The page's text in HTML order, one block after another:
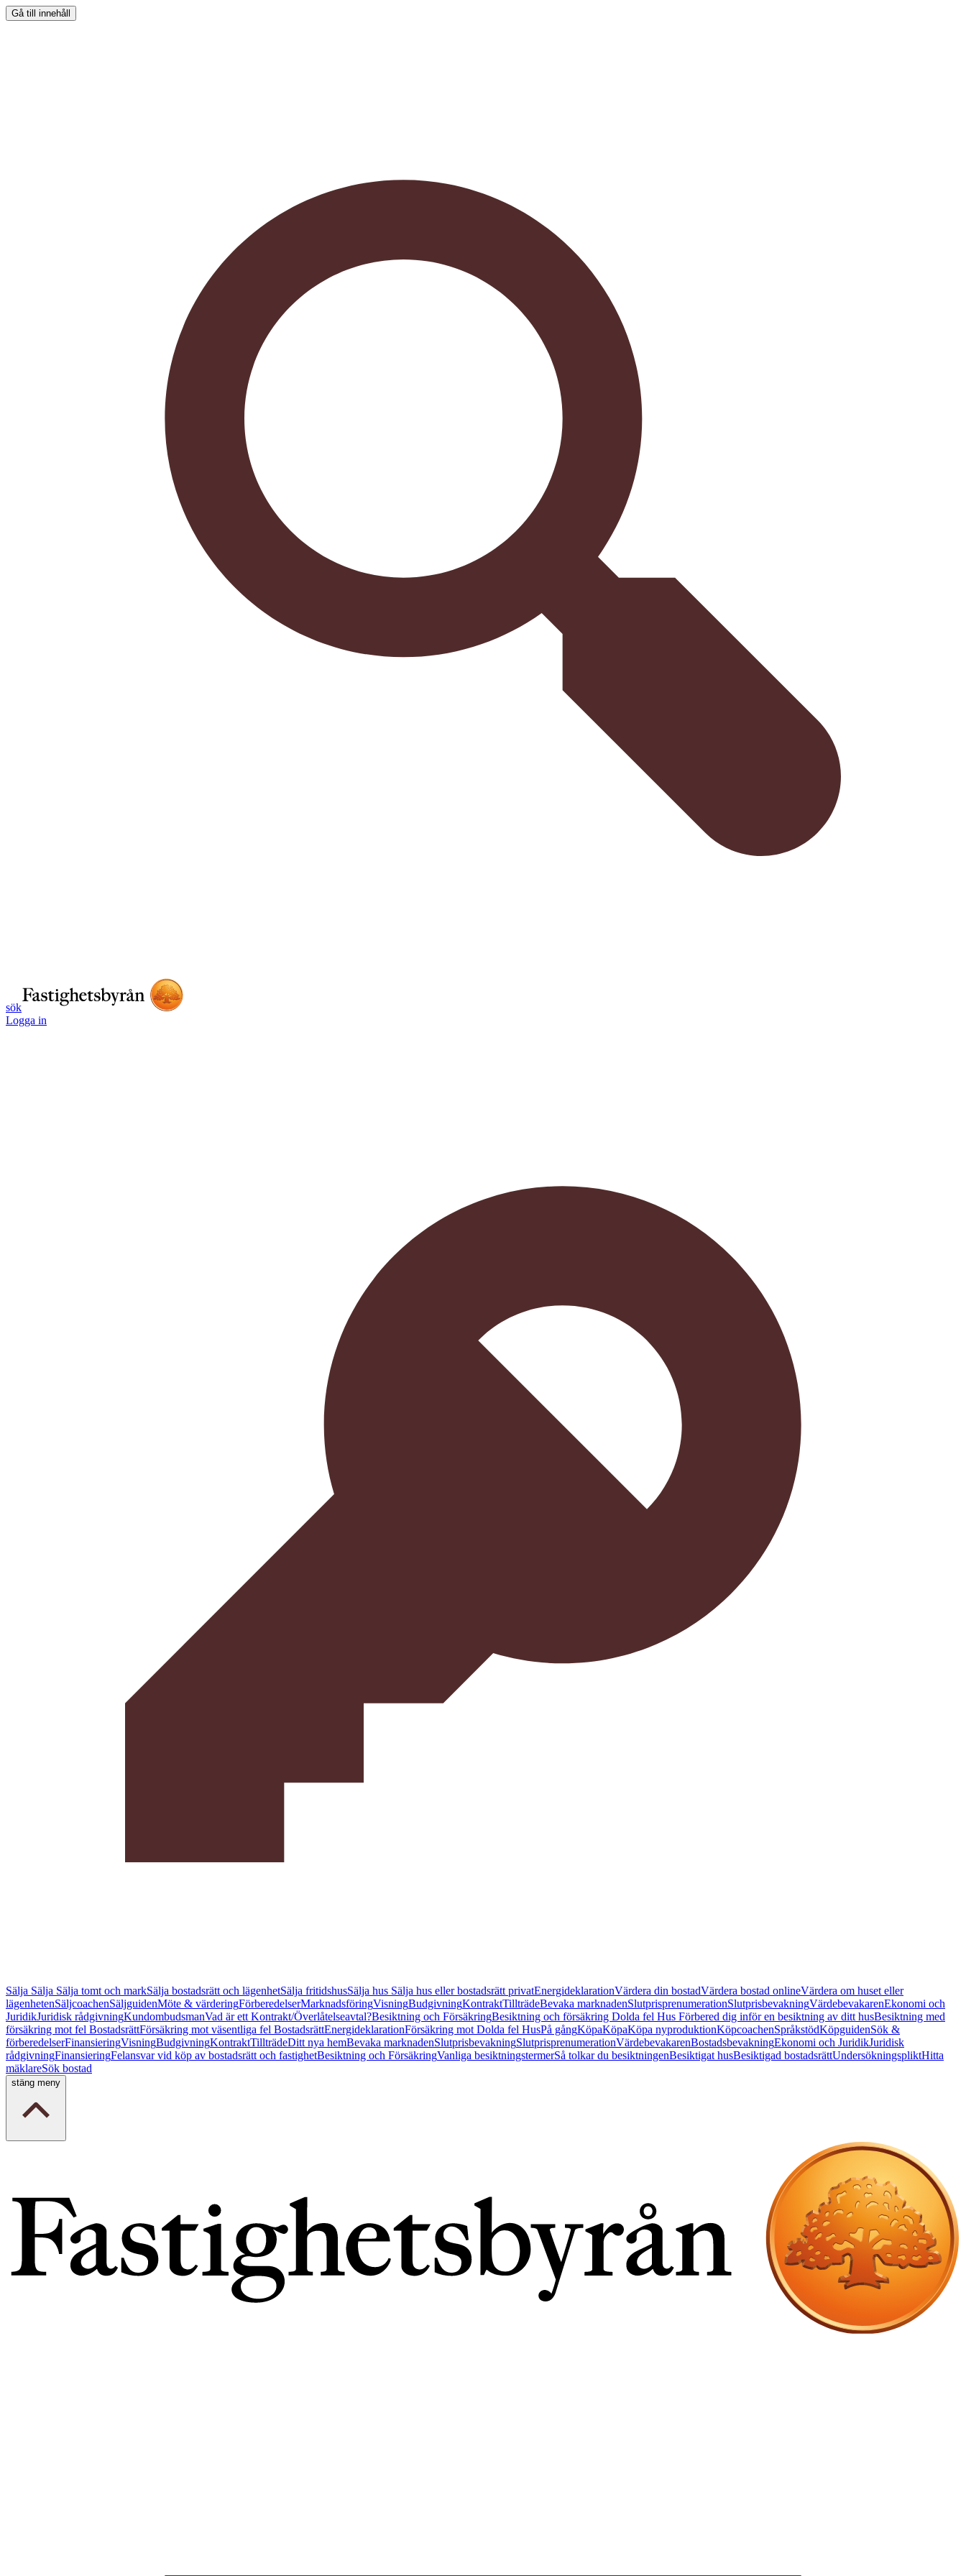
Gå till innehåll
sök
Logga in
Sälja Sälja Sälja tomt och markSälja bostadsrätt och lägenhetSälja fritidshusSälja hus Sälja hus eller bostadsrätt privatEnergideklarationVärdera din bostadVärdera bostad onlineVärdera om huset eller
lägenhetenSäljcoachenSäljguidenMöte & värderingFörberedelserMarknadsföringVisningBudgivningKontraktTillträdeBevaka marknadenSlutprisprenumerationSlutprisbevakningVärdebevakarenEkonomi och
JuridikJuridisk rådgivningKundombudsmanVad är ett Kontrakt/Överlåtelseavtal?Besiktning och FörsäkringBesiktning och försäkring Dolda fel Hus Förbered dig inför en besiktning av ditt husBesiktning med
försäkring mot fel BostadsrättFörsäkring mot väsentliga fel BostadsrättEnergideklarationFörsäkring mot Dolda fel HusPå gångKöpaKöpaKöpa nyproduktionKöpcoachenSpråkstödKöpguidenSök &
förberedelserFinansieringVisningBudgivningKontraktTillträdeDitt nya hemBevaka marknadenSlutprisbevakningSlutprisprenumerationVärdebevakarenBostadsbevakningEkonomi och JuridikJuridisk
rådgivningFinansieringFelansvar vid köp av bostadsrätt och fastighetBesiktning och FörsäkringVanliga besiktningstermerSå tolkar du besiktningenBesiktigat husBesiktigad bostadsrättUndersökningspliktHitta
mäklareSök bostad
stäng meny